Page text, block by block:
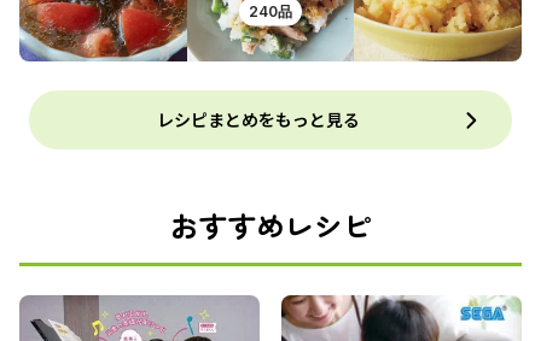
240品
レシピまとめをもっと見る
おすすめレシピ